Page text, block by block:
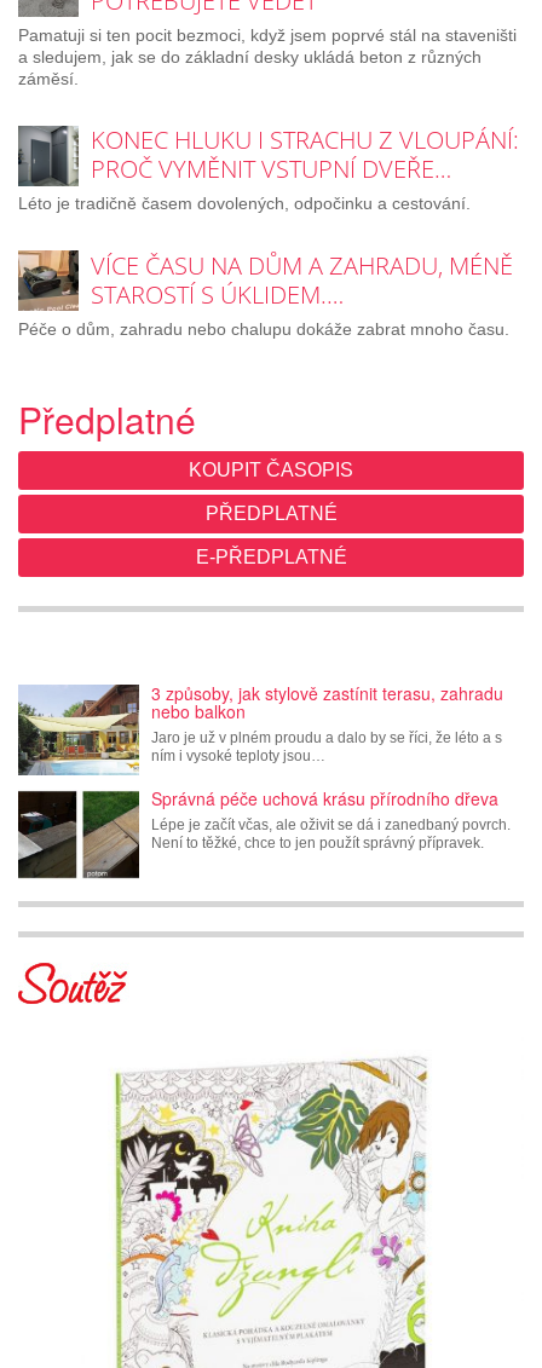
Pamatuji si ten pocit bezmoci, když jsem poprvé stál na staveništi
a sledujem, jak se do základní desky ukládá beton z různých
záměsí.
KONEC HLUKU I STRACHU Z VLOUPÁNÍ:
PROČ VYMĚNIT VSTUPNÍ DVEŘE…
Léto je tradičně časem dovolených, odpočinku a cestování.
VÍCE ČASU NA DŮM A ZAHRADU, MÉNĚ
STAROSTÍ S ÚKLIDEM.…
Péče o dům, zahradu nebo chalupu dokáže zabrat mnoho času.
Předplatné
KOUPIT ČASOPIS
PŘEDPLATNÉ
E-PŘEDPLATNÉ
3 způsoby, jak stylově zastínit terasu, zahradu
nebo balkon
Jaro je už v plném proudu a dalo by se říci, že léto a s
ním i vysoké teploty jsou…
Správná péče uchová krásu přírodního dřeva
Lépe je začít včas, ale oživit se dá i zanedbaný povrch.
Není to těžké, chce to jen použít správný přípravek.